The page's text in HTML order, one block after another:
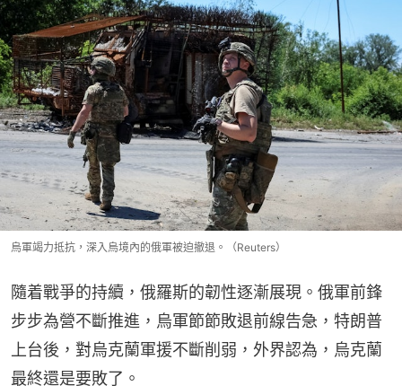
烏軍竭力抵抗，深入烏境內的俄軍被迫撤退。（Reuters）
隨着戰爭的持續，俄羅斯的韌性逐漸展現。俄軍前鋒
步步為營不斷推進，烏軍節節敗退前線告急，特朗普
上台後，對烏克蘭軍援不斷削弱，外界認為，烏克蘭
最終還是要敗了。